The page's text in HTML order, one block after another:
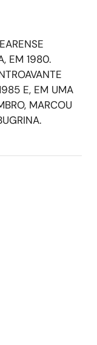
EM 1980.
E, EM UMA
MARCOU